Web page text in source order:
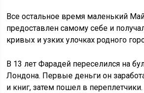
Все остальное время маленький
предоставлен самому себе и
кривых и узких улочках родного
В 13 лет Фарадей переселился на
Лондона. Первые деньги он
и книг, затем пошел в